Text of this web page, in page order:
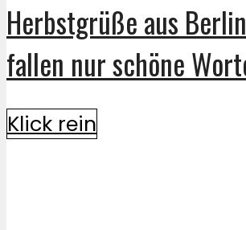
Herbstgrüße aus
fallen nur schöne
Klick rein